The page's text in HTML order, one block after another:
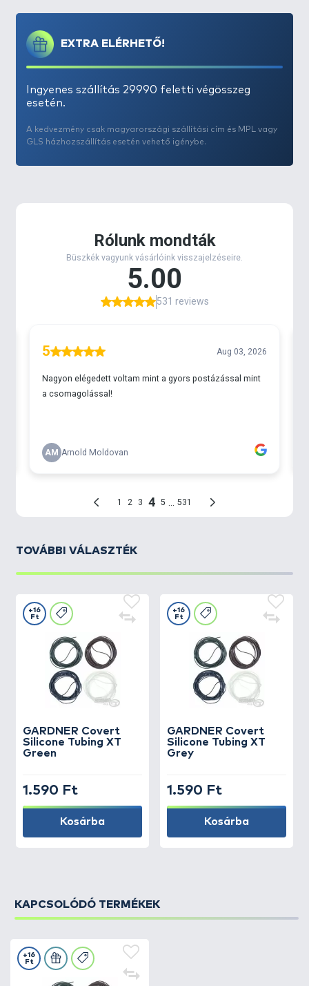
EXTRA ELÉRHETŐ!
Ingyenes szállítás 29990 feletti végösszeg
esetén.
A kedvezmény csak magyarországi szállítási cím és MPL vagy
GLS házhozszállítás esetén vehető igénybe.
TOVÁBBI VÁLASZTÉK
GARDNER Covert
Silicone Tubing XT
Green
+16
Ft
1.590 Ft
Kosárba
GARDNER Covert
Silicone Tubing XT
Grey
+16
Ft
1.590 Ft
Kosárba
KAPCSOLÓDÓ TERMÉKEK
+16
Ft